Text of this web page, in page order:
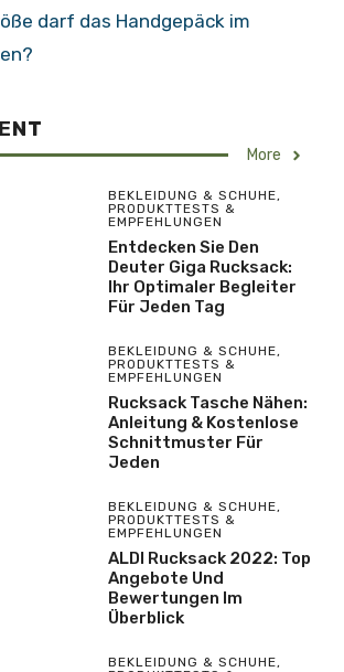
darf das Handgepäck im
More
BEKLEIDUNG & SCHUHE,
PRODUKTTESTS &
EMPFEHLUNGEN
Entdecken Sie Den
Deuter Giga Rucksack:
Ihr Optimaler Begleiter
Für Jeden Tag
BEKLEIDUNG & SCHUHE,
PRODUKTTESTS &
EMPFEHLUNGEN
Rucksack Tasche Nähen:
Anleitung & Kostenlose
Schnittmuster Für
Jeden
BEKLEIDUNG & SCHUHE,
PRODUKTTESTS &
EMPFEHLUNGEN
ALDI Rucksack 2022: Top
Angebote Und
Bewertungen Im
Überblick
BEKLEIDUNG & SCHUHE,